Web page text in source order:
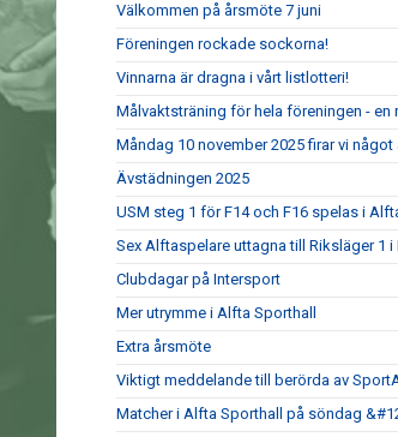
Välkommen på årsmöte 7 juni
Föreningen rockade sockorna!
Vinnarna är dragna i vårt listlotteri!
Målvaktsträning för hela föreningen -
Måndag 10 november 2025 firar vi
Ävstädningen 2025
USM steg 1 för F14 och F16 spelas i
Sex Alftaspelare uttagna till Riksläger 1 i
Clubdagar på Intersport
Mer utrymme i Alfta Sporthall
Extra årsmöte
Viktigt meddelande till berörda av
Matcher i Alfta Sporthall på söndag